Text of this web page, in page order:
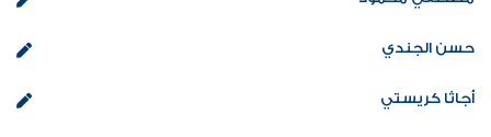
حسن الجندي
أجاثا كريستي